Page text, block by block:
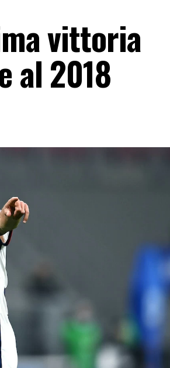
vittoria
al 2018